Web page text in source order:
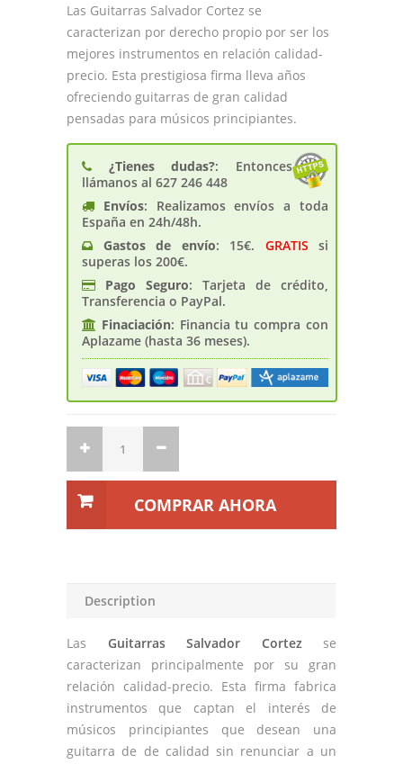
Las Guitarras Salvador Cortez se
caracterizan por derecho propio por ser los
mejores instrumentos en relación calidad-
precio. Esta prestigiosa firma lleva años
ofreciendo guitarras de gran calidad
pensadas para músicos principiantes.
¿Tienes dudas?: Entonces
llámanos al 627 246 448
Envíos: Realizamos envíos a toda
España en 24h/48h.
Gastos de enví­o: 15€. GRATIS si
superas los 200€.
Pago Seguro: Tarjeta de crédito,
Transferencia o PayPal.
Finaciación: Financia tu compra con
Aplazame (hasta 36 meses).
COMPRAR AHORA
Description
Las Guitarras Salvador Cortez se
caracterizan principalmente por su gran
relación calidad-precio. Esta firma fabrica
instrumentos que captan el interés de
músicos principiantes que desean una
guitarra de de calidad sin renunciar a un